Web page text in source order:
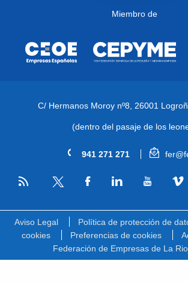
Miembro de
C/ Hermanos Moroy nº8, 26001
(dentro del pasaje de los
941 271 271
RSS
Aviso Legal Política de protección de
cookies
Preferencias de cookies
Federación de Empresas de La